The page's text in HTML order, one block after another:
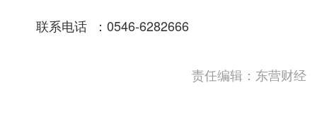
联系电话 ：0546-6282666
责任编辑：东营财经